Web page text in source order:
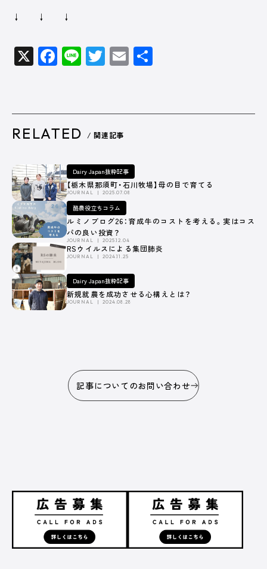
↓ ↓ ↓
X Facebook
LineTwitter
Email
RELATED / 関連記事
Dairy Japan抜粋記事
【栃木県那須町・石川牧場】母の目で育てる
JOURNAL 2025.07.08
酪農役立ちコラム
ルミノブログ26：育成牛のコストを考える。実はコス
パの良い投資？
JOURNAL 2025.12.04
RSウイルスによる集団肺炎
JOURNAL 2024.11.25
Dairy Japan抜粋記事
新規就農を成功させる心構えとは？
JOURNAL 2024.08.28
記事についてのお問い合わせ